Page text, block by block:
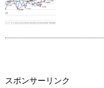
スポンサーリンク